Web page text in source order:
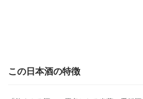
この日本酒の特徴